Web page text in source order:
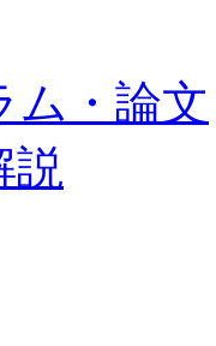
ム・論文
説